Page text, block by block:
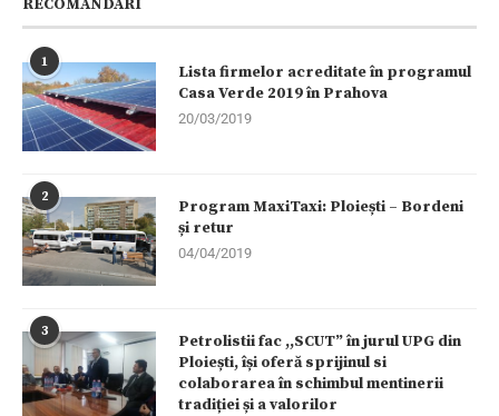
RECOMANDARI
1
Lista firmelor acreditate în programul
Casa Verde 2019 în Prahova
20/03/2019
2
Program MaxiTaxi: Ploiești – Bordeni
și retur
04/04/2019
3
Petrolistii fac ,,SCUT” în jurul UPG din
Ploiești, își oferă sprijinul si
colaborarea în schimbul mentinerii
tradiției și a valorilor